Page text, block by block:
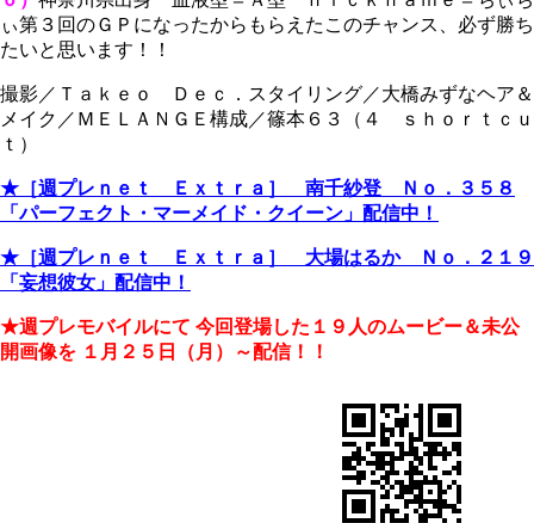
ぃ第３回のＧＰになったからもらえたこのチャンス、必ず勝ち
たいと思います！！
撮影／Ｔａｋｅｏ Ｄｅｃ．スタイリング／大橋みずなヘア＆
メイク／ＭＥＬＡＮＧＥ構成／篠本６３（４ ｓｈｏｒｔｃｕ
ｔ）
★［週プレｎｅｔ Ｅｘｔｒａ］ 南千紗登 Ｎｏ．３５８
「パーフェクト・マーメイド・クイーン」配信中！
★［週プレｎｅｔ Ｅｘｔｒａ］ 大場はるか Ｎｏ．２１９
「妄想彼女」配信中！
★週プレモバイルにて 今回登場した１９人のムービー＆未公
開画像を １月２５日（月）～配信！！